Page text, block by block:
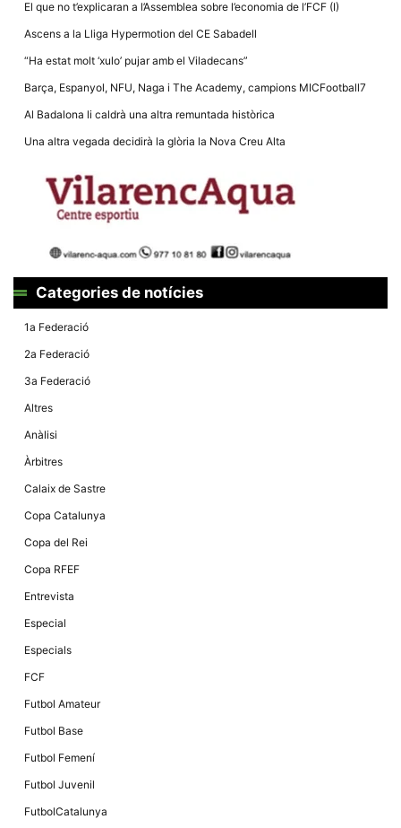
El que no t’explicaran a l’Assemblea sobre l’economia de l’FCF (I)
Ascens a la Lliga Hypermotion del CE Sabadell
“Ha estat molt ‘xulo’ pujar amb el Viladecans”
Barça, Espanyol, NFU, Naga i The Academy, campions MICFootball7
Al Badalona li caldrà una altra remuntada històrica
Una altra vegada decidirà la glòria la Nova Creu Alta
Categories de notícies
1a Federació
2a Federació
3a Federació
Altres
Anàlisi
Àrbitres
Calaix de Sastre
Copa Catalunya
Copa del Rei
Copa RFEF
Entrevista
Especial
Especials
FCF
Futbol Amateur
Futbol Base
Futbol Femení
Futbol Juvenil
FutbolCatalunya